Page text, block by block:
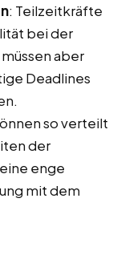
: Teilzeitkräfte
bei der
aber
Deadlines
so verteilt
der
enge
mit dem